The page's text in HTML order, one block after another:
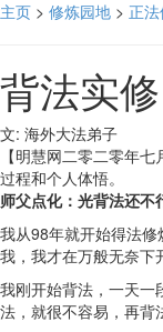
主页 > 修炼园地 > 正
背法实
文: 海外大法弟子
【明慧网二零二零年
过程和个人体悟。
师父点化：光背法还不
我从98年就开始得法
我，我才在万般无奈下
我刚开始背法，一天一
法，就很不容易，再背